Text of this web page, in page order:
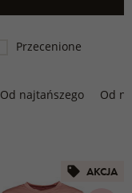
Przecenione
Od najtańszego Od
AKCJA